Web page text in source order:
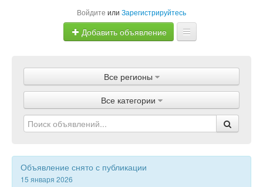
Войдите или Зарегистрируйтесь
Добавить объявление
Объявления
Магазины
Услуги
Статьи
Все регионы
Все категории
Объявление снято с публикации
15 января 2026